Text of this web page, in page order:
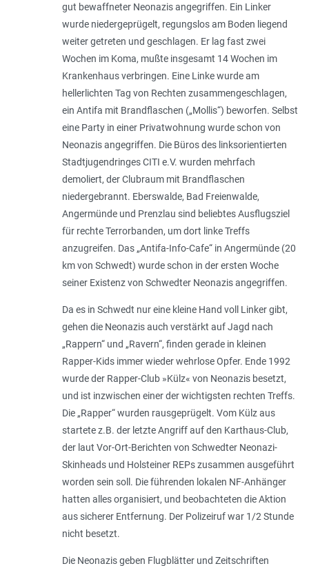
gut bewaffneter Neonazis angegriffen. Ein Linker
wurde niedergeprügelt, regungslos am Boden liegend
weiter getreten und geschlagen. Er lag fast zwei
Wochen im Koma, mußte insgesamt 14 Wochen im
Krankenhaus verbringen. Eine Linke wurde am
hellerlichten Tag von Rechten zusammengeschlagen,
ein Antifa mit Brandflaschen („Mollis“) beworfen. Selbst
eine Party in einer Privatwohnung wurde schon von
Neonazis angegriffen. Die Büros des linksorientierten
Stadtjugendringes CITI e.V. wurden mehrfach
demoliert, der Clubraum mit Brandflaschen
niedergebrannt. Eberswalde, Bad Freienwalde,
Angermünde und Prenzlau sind beliebtes Ausflugsziel
für rechte Terrorbanden, um dort linke Treffs
anzugreifen. Das „Antifa-Info-Cafe“ in Angermünde (20
km von Schwedt) wurde schon in der ersten Woche
seiner Existenz von Schwedter Neonazis angegriffen.
Da es in Schwedt nur eine kleine Hand voll Linker gibt,
gehen die Neonazis auch verstärkt auf Jagd nach
„Rappern“ und „Ravern“, finden gerade in kleinen
Rapper-Kids immer wieder wehrlose Opfer. Ende 1992
wurde der Rapper-Club »Külz« von Neonazis besetzt,
und ist inzwischen einer der wichtigsten rechten Treffs.
Die „Rapper“ wurden rausgeprügelt. Vom Külz aus
startete z.B. der letzte Angriff auf den Karthaus-Club,
der laut Vor-Ort-Berichten von Schwedter Neonazi-
Skinheads und Holsteiner REPs zusammen ausgeführt
worden sein soll. Die führenden lokalen NF-Anhänger
hatten alles organisiert, und beobachteten die Aktion
aus sicherer Entfernung. Der Polizeiruf war 1/2 Stunde
nicht besetzt.
Die Neonazis geben Flugblätter und Zeitschriften